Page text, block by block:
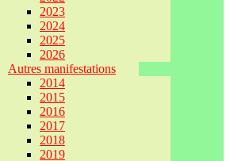
2023
2024
2025
2026
Autres manifestations
2014
2015
2016
2017
2018
2019